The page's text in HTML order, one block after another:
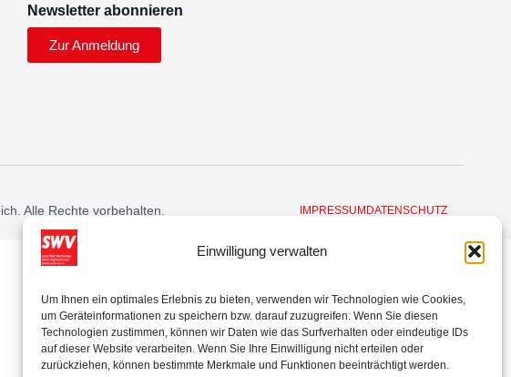
Einwilligung verwalten
Um Ihnen ein optimales Erlebnis zu bieten, verwenden wir Technologien wie Cookies,
um Geräteinformationen zu speichern bzw. darauf zuzugreifen. Wenn Sie diesen
Technologien zustimmen, können wir Daten wie das Surfverhalten oder eindeutige IDs
auf dieser Website verarbeiten. Wenn Sie Ihre Einwilligung nicht erteilen oder
zurückziehen, können bestimmte Merkmale und Funktionen beeinträchtigt werden.
Newsletter abonnieren
Zur Anmeldung
Alle Rechte vorbehalten. IMPRESSUMDATENSCHUTZ